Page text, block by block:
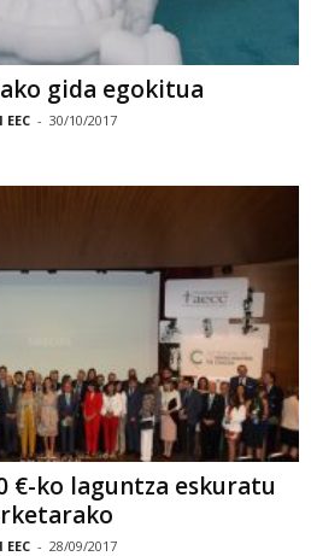
gida egokitua
- 30/10/2017
€-ko laguntza eskuratu
- 28/09/2017